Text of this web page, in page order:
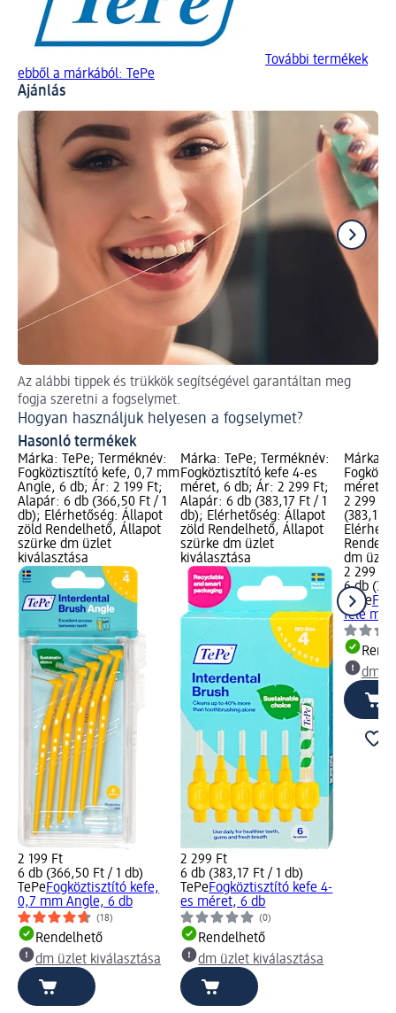
További termékek
ebből a márkából: TePe
Ajánlás
Az alábbi tippek és trükkök segítségével garantáltan meg
fogja szeretni a fogselymet.
Hogyan használjuk helyesen a fogselymet?
Hasonló termékek
Márka: TePe; Terméknév:
Fogköztisztító kefe, 0,7 mm
Angle, 6 db; Ár: 2 199 Ft;
Alapár: 6 db (366,50 Ft / 1
db); Elérhetőség: Állapot
zöld Rendelhető, Állapot
szürke dm üzlet
kiválasztása
2 199 Ft
6 db (366,50 Ft / 1 db)
TePeFogköztisztító kefe,
0,7 mm Angle, 6 db
(18)
Rendelhető
dm üzlet kiválasztása
Márka: TePe; Terméknév:
Fogköztisztító kefe 4-es
méret, 6 db; Ár: 2 299 Ft;
Alapár: 6 db (383,17 Ft / 1
db); Elérhetőség: Állapot
zöld Rendelhető, Állapot
szürke dm üzlet
kiválasztása
2 299 Ft
6 db (383,17 Ft / 1 db)
TePeFogköztisztító kefe 4-
es méret, 6 db
(0)
Rendelhető
dm üzlet kiválasztása
Márka:
2 299
(383,17
dm
2 299 Ft
6 db
TePe
féle
dm